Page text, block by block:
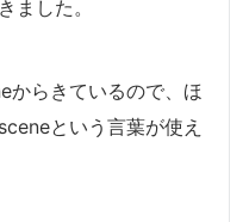
ました。
からきているので、ほ
という言葉が使え